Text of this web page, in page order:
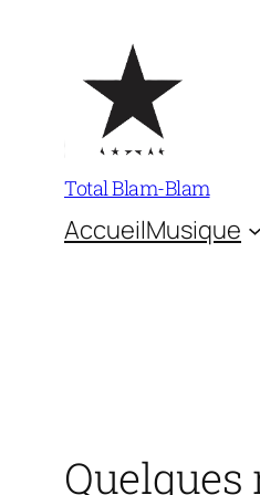
contenu
Total Blam-Blam
AccueilMusique